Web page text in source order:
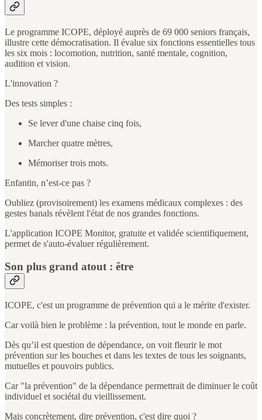
Le programme ICOPE, déployé auprès de 69 000 seniors français,
illustre cette démocratisation. Il évalue six fonctions essentielles tous
les six mois : locomotion, nutrition, santé mentale, cognition,
audition et vision.
L'innovation ?
Des tests simples :
Se lever d'une chaise cinq fois,
Marcher quatre mètres,
Mémoriser trois mots.
Enfantin, n’est-ce pas ?
Oubliez (provisoirement) les examens médicaux complexes : des
gestes banals révèlent l'état de nos grandes fonctions.
L'application ICOPE Monitor, gratuite et validée scientifiquement,
permet de s'auto-évaluer régulièrement.
Son plus grand atout : être
ICOPE, c'est un programme de prévention qui a le mérite d'exister.
Car voilà bien le problème : la prévention, tout le monde en parle.
Dès qu’il est question de dépendance, on voit fleurir le mot
prévention sur les bouches et dans les textes de tous les soignants,
mutuelles et pouvoirs publics.
Car "la prévention" de la dépendance permettrait de diminuer le coût
individuel et sociétal du vieillissement.
Mais concrètement, dire prévention, c'est dire quoi ?